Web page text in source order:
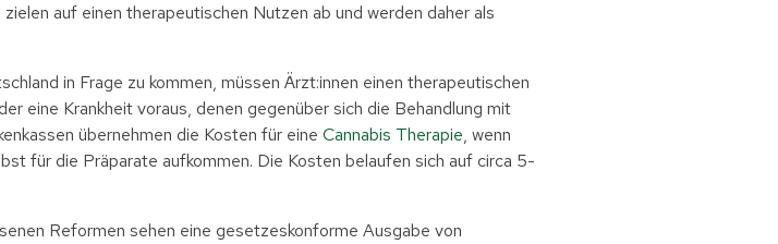
auf einen therapeutischen Nutzen ab und werden daher als
in Frage zu kommen, müssen Ärzt:innen einen therapeutischen
eine Krankheit voraus, denen gegenüber sich die Behandlung mit
übernehmen die Kosten für eine Cannabis Therapie, wenn
für die Präparate aufkommen. Die Kosten belaufen sich auf circa 5-
Reformen sehen eine gesetzeskonforme Ausgabe von